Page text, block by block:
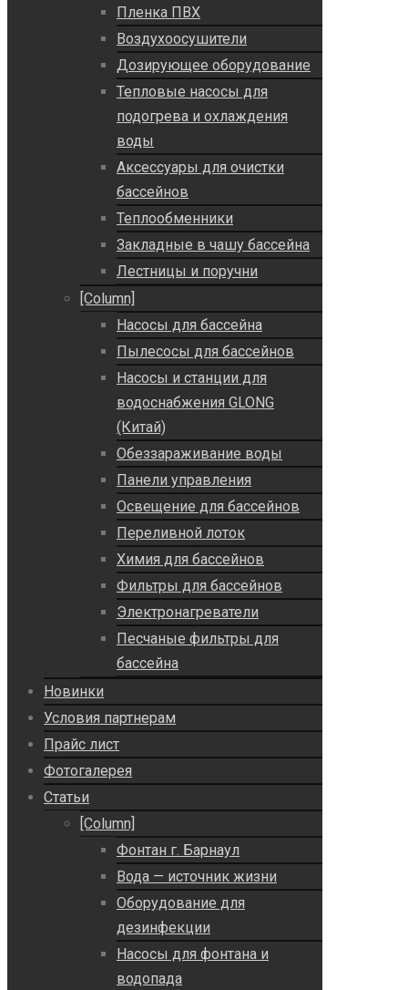
Пленка ПВХ
Воздухоосушители
Дозирующее оборудование
Тепловые насосы для
подогрева и охлаждения
воды
Аксессуары для очистки
бассейнов
Теплообменники
Закладные в чашу бассейна
Лестницы и поручни
[Column]
Насосы для бассейна
Пылесосы для бассейнов
Насосы и станции для
водоснабжения GLONG
(Китай)
Обеззараживание воды
Панели управления
Освещение для бассейнов
Переливной лоток
Химия для бассейнов
Фильтры для бассейнов
Электронагреватели
Песчаные фильтры для
бассейна
Новинки
Условия партнерам
Прайс лист
Фотогалерея
Статьи
[Column]
Фонтан г. Барнаул
Вода — источник жизни
Оборудование для
дезинфекции
Насосы для фонтана и
водопада